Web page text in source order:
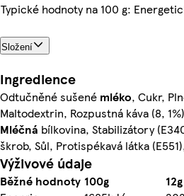
Typické hodnoty na 100 g:
Složení
Ingredience
Odtučněné sušené mléko, Cukr,
Maltodextrin, Rozpustná káva (8,
Mléčná bílkovina, Stabilizátory
škrob, Sůl, Protispékavá látka
Výživové údaje
Běžné hodnoty 100g 12g